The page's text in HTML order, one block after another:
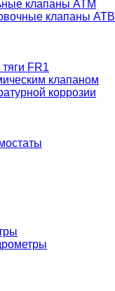
клапаны ATM
клапаны ATB
FR1
клапаном
коррозии